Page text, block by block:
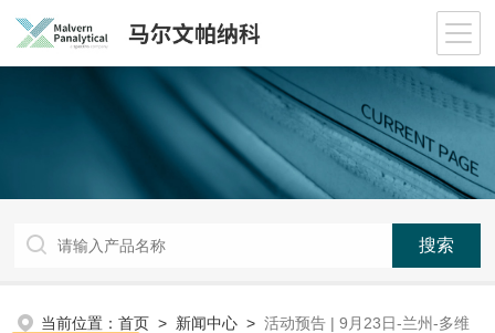
当前位置：首页 > 新闻中心 >活动预告 | 9月23日-兰州-多维